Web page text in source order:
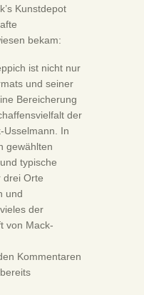
Kunstdepot
bekam:
ist nicht nur
und seiner
Bereicherung
der
Usselmann. In
gewählten
typische
drei Orte
und
der
von Mack-
Kommentaren